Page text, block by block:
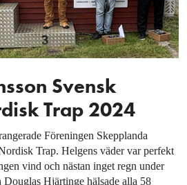
Svensk
Trap 2024
Föreningen Skepplanda
Trap. Helgens väder var perfekt
vind och nästan inget regn under
Hjärtinge hälsade alla 58